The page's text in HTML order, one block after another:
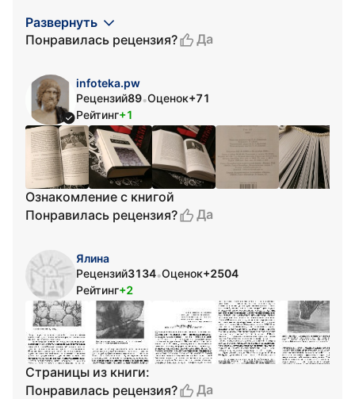
Развернуть
Понравилась рецензия?
Да
infoteka.pw
Рецензий89•Оценок+71
Рейтинг+1
Ознакомление с книгой
Понравилась рецензия?
Да
Ялина
Рецензий3134•Оценок+2504
Рейтинг+2
Страницы из книги:
Понравилась рецензия?
Да